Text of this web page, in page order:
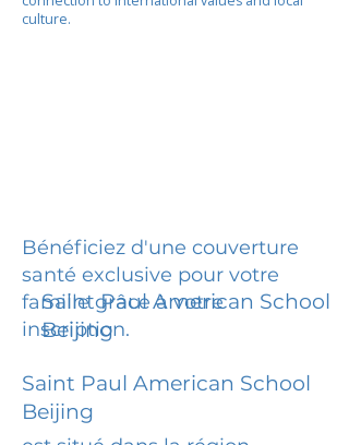
culture.
Bénéficiez d'une couverture
santé exclusive pour votre
famille grâce à votre
inscription.
Saint Paul American School
Beijing
Saint Paul American School
Beijing